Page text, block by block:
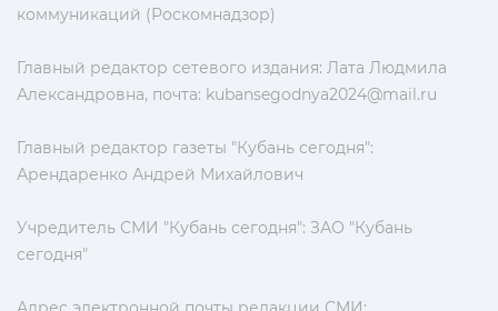
коммуникаций (Роскомнадзор)
Главный редактор сетевого издания: Лата Людмила
Александровна, почта: kubansegodnya2024@mail.ru
Главный редактор газеты "Кубань сегодня":
Арендаренко Андрей Михайлович
Учредитель СМИ "Кубань сегодня": ЗАО "Кубань
сегодня"